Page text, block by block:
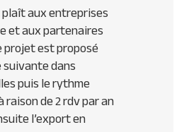
aux entreprises
et aux partenaires
projet est proposé
suivante dans
puis le rythme
raison de 2 rdv par an
l’export en